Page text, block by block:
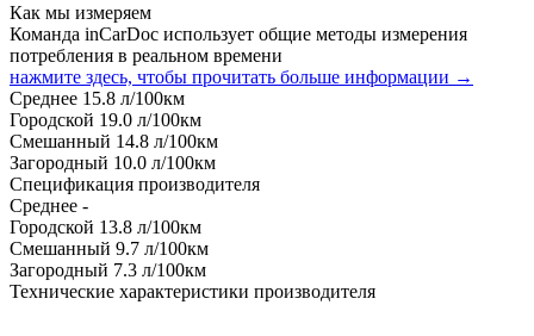
Как мы измеряем
Команда inCarDoc использует общие методы измерения
потребления в реальном времени
нажмите здесь, чтобы прочитать больше информации →
Среднее 15.8 л/100км
Городской 19.0 л/100км
Смешанный 14.8 л/100км
Загородный 10.0 л/100км
Спецификация производителя
Среднее -
Городской 13.8 л/100км
Смешанный 9.7 л/100км
Загородный 7.3 л/100км
Технические характеристики производителя